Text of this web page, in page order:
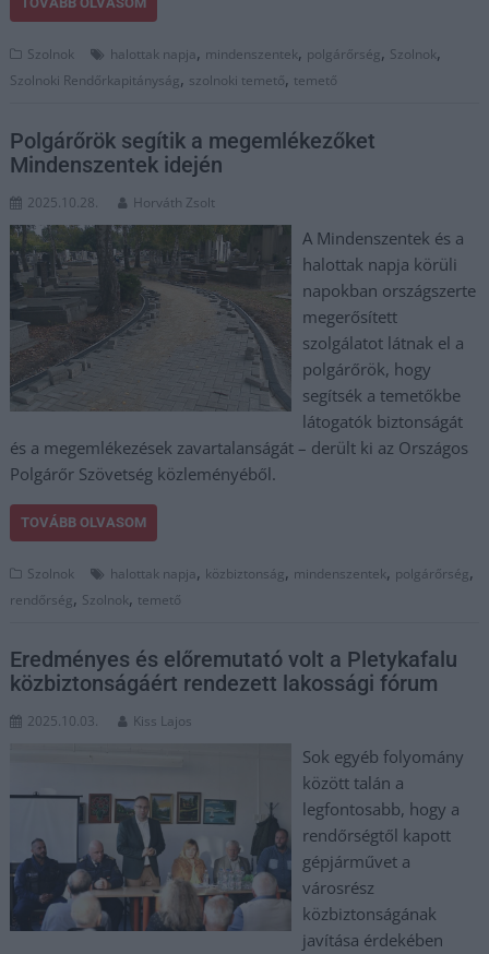
Szolnok halottak napja, mindenszentek, polgárőrség, Szolnok,
Szolnoki Rendőrkapitányság, szolnoki temető, temető
Polgárőrök segítik a megemlékezőket
Mindenszentek idején
2025.10.28. Horváth Zsolt
A Mindenszentek és a
halottak napja körüli
napokban országszerte
megerősített
szolgálatot látnak el a
polgárőrök, hogy
segítsék a temetőkbe
látogatók biztonságát
és a megemlékezések zavartalanságát – derült ki az Országos
Polgárőr Szövetség közleményéből.
TOVÁBB OLVASOM
Szolnok halottak napja, közbiztonság, mindenszentek, polgárőrség,
rendőrség, Szolnok, temető
Eredményes és előremutató volt a Pletykafalu
közbiztonságáért rendezett lakossági fórum
2025.10.03. Kiss Lajos
Sok egyéb folyomány
között talán a
legfontosabb, hogy a
rendőrségtől kapott
gépjárművet a
városrész
közbiztonságának
javítása érdekében